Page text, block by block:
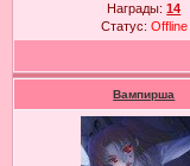
Награды:14
Статус: Offline
Вампирша